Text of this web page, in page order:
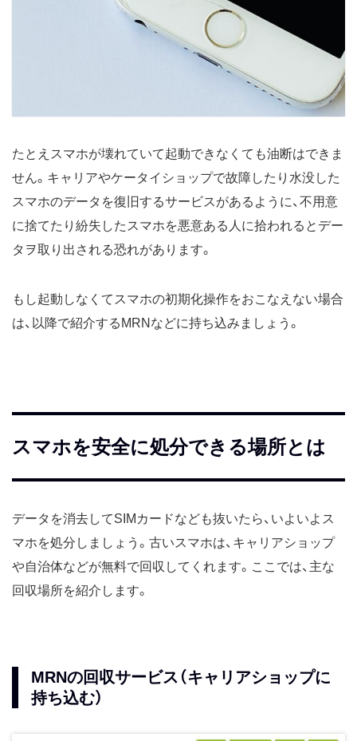
たとえスマホが壊れていて起動できなくても油断はできま
せん。キャリアやケータイショップで故障したり水没した
スマホのデータを復旧するサービスがあるように、不用意
に捨てたり紛失したスマホを悪意ある人に拾われるとデー
タヲ取り出される恐れがあります。
もし起動しなくてスマホの初期化操作をおこなえない場合
は、以降で紹介するMRNなどに持ち込みましょう。
スマホを安全に処分できる場所とは
データを消去してSIMカードなども抜いたら、いよいよス
マホを処分しましょう。古いスマホは、キャリアショップ
や自治体などが無料で回収してくれます。ここでは、主な
回収場所を紹介します。
MRNの回収サービス（キャリアショップに
持ち込む）